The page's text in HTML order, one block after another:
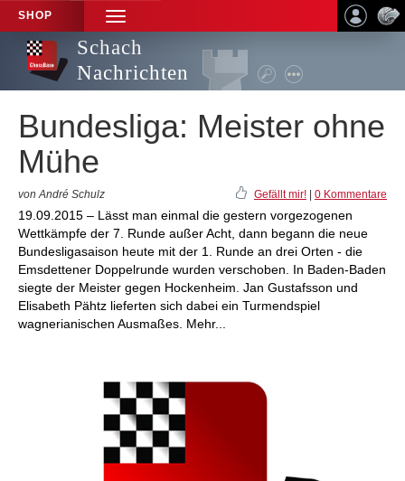
SHOP
TOGGLE
NAVIGATION
Schach
Nachrichten
Bundesliga: Meister ohne
Mühe
von André Schulz Gefällt mir! 0 Kommentare
19.09.2015 – Lässt man einmal die gestern vorgezogenen
Wettkämpfe der 7. Runde außer Acht, dann begann die neue
Bundesligasaison heute mit der 1. Runde an drei Orten - die
Emsdettener Doppelrunde wurden verschoben. In Baden-Baden
siegte der Meister gegen Hockenheim. Jan Gustafsson und
Elisabeth Pähtz lieferten sich dabei ein Turmendspiel
wagnerianischen Ausmaßes. Mehr...